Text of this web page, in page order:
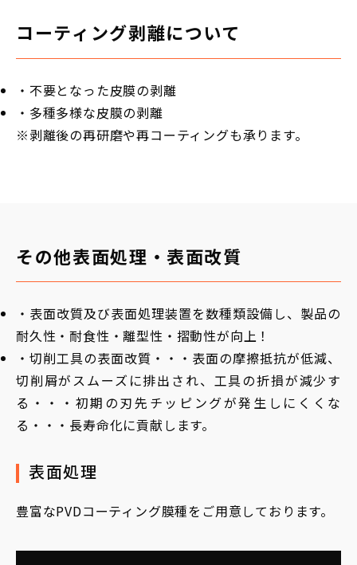
コーティング剥離について
・不要となった皮膜の剥離
・多種多様な皮膜の剥離
※剥離後の再研磨や再コーティングも承ります。
その他表面処理・表面改質
・表面改質及び表面処理装置を数種類設備し、製品の
耐久性・耐食性・離型性・摺動性が向上！
・切削工具の表面改質・・・表面の摩擦抵抗が低減、
切削屑がスムーズに排出され、工具の折損が減少す
る・・・初期の刃先チッピングが発生しにくくな
る・・・長寿命化に貢献します。
表面処理
豊富なPVDコーティング膜種をご用意しております。